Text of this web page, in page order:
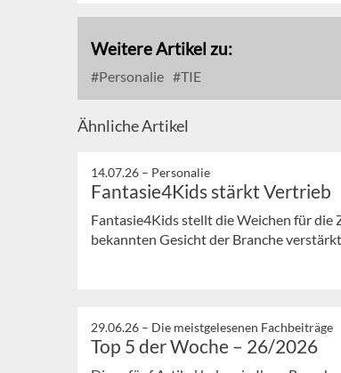
Weitere Artikel zu:
Personalie TIE
Ähnliche Artikel
14.07.26 – Personalie
Fantasie4Kids stärkt Vertrieb
Fantasie4Kids stellt die Weichen für
bekannten Gesicht der Branche
29.06.26 – Die meistgelesenen Fachbeiträge
Top 5 der Woche – 26/2026